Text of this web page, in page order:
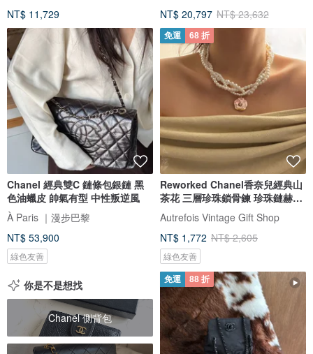
NT$ 11,729
NT$ 20,797 NT$ 23,632
Chanel 經典雙C 鏈條包銀鏈 黑
色油蠟皮 帥氣有型 中性叛逆風
À Paris ｜漫步巴黎
NT$ 53,900
綠色友善
免運 68 折
Reworked Chanel香奈兒經典山
茶花 三層珍珠鎖骨鍊 珍珠鏈赫本
風
Autrefois Vintage Gift Shop
NT$ 1,772 NT$ 2,605
綠色友善
你是不是想找
Chanel 側背包
免運 88 折